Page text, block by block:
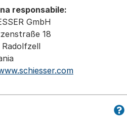
responsabile:
GmbH
18
Radolfzell